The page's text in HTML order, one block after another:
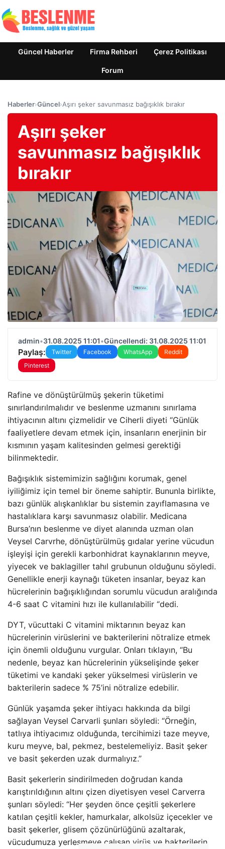
Güncel Haberler Firma Rehberi Çerez Politikası
Forum
Haberler›Güncel›Aşırı şeker savunmasız bağışıklık bırakır
Aşırı şeker
savunmasız bağışıklık
bırakır
admin•31.08.2025 11:01•Güncellendi: 31.08.2025 11:01
Paylaş: Twitter Facebook WhatsApp
Reddit
Pinterest
Rafine ve dönüştürülmüş şekerin tüketimi
sınırlandırılmalıdır ve beslenme uzmanını sınırlama
ihtiyacının altını çizmelidir ve Ciherli diyeti “Günlük
faaliyetlere devam etmek için, insanların enerjinin bir
kısmının yaşam kalitesinden gelmesi gerektiği
bilinmektedir.
Bağışıklık sistemimizin sağlığını korumak, genel
iyiliğimiz için temel bir öneme sahiptir. Bununla birlikte,
bazı günlük alışkanlıklar bu sistemin zayıflamasına ve
hastalıklara karşı savunmasız olabilir. Medicana
Bursa’nın beslenme ve diyet alanında uzman olan
Veysel Carvrhe, dönüştürülmüş gıdalar yerine vücudun
işleyişi için gerekli karbonhidrat kaynaklarının meyve,
yiyecek ve baklagiller tahıl grubunun olduğunu söyledi.
Genellikle enerji kaynağı tüketen insanlar, beyaz kan
hücrelerinin bağışıklığından sorumlu vücudun aralığında
4-6 saat C vitamini hızı ile kullanılabilir “dedi.
DYT, vücuttaki C vitamini miktarının beyaz kan
hücrelerinin virüslerini ve bakterilerini nötralize etmek
için önemli olduğunu vurgular. Onları tıklayın, “Bu
nedenle, beyaz kan hücrelerinin yükselişinde şeker
tüketimi ve kandaki şeker yükselmesi virüslerin ve
bakterilerin sadece % 75’ini nötralize edebilir.
Günlük yaşamda şeker ihtiyacı hakkında da bilgi
sağlayan Veysel Carvarli şunları söyledi: “Örneğin,
tatlıya ihtiyacımız olduğunda, tercihimizi taze meyve,
kuru meyve, bal, pekmez, bestelemeliyiz. Basit şeker
ve basit şekerden uzak durmalıyız.”
Basit şekerlerin sindirilmeden doğrudan kanda
karıştırıldığının altını çizen diyetisyen vesel Carverra
şunları söyledi: “Her şeyden önce çeşitli şekerlere
katılan çeşitli kekler, hamurkalar, alkolsüz içecekler ve
basit şekerler, glisem çözünürlüğünü azaltarak,
vücudumuza yerleşmeye çalışan virüs ve bakterilerin